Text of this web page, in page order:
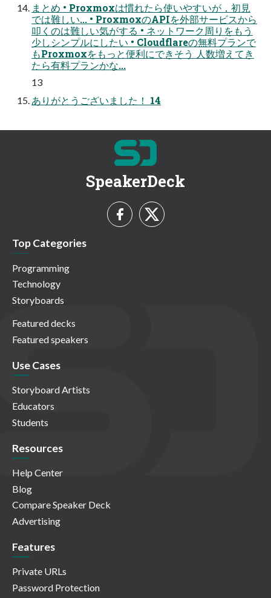
まとめ • Proxmoxは慣れたら使いやすいが，初見
では難しい... • ProxmoxのAPIを外部サービスから
叩くのは難しい気がする • ネットワーク周りをもう
少しシンプルにしたい • Cloudflareの無料プランで
もProxmoxをもっと便利にできそう 人数増えてき
たら有料プランかな...
13
ありがとうございました！ 14
SpeakerDeck
Top Categories
Programming
Technology
Storyboards
Featured decks
Featured speakers
Use Cases
Storyboard Artists
Educators
Students
Resources
Help Center
Blog
Compare Speaker Deck
Advertising
Features
Private URLs
Password Protection